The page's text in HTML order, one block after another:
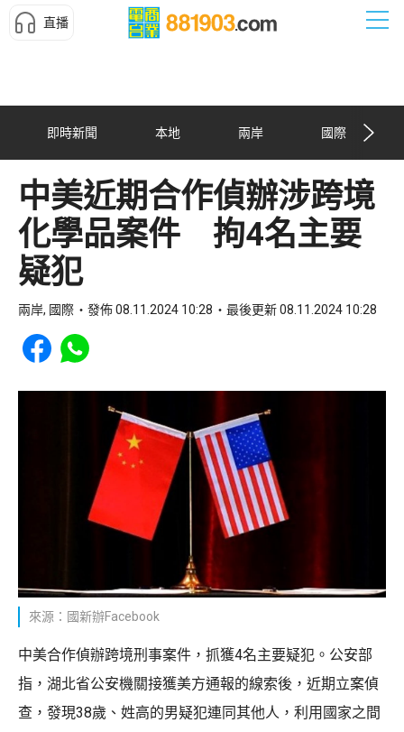
直播
即時新聞 本地 兩岸 國際
中美近期合作偵辦涉跨境
化學品案件 拘4名主要
疑犯
兩岸, 國際 發佈 08.11.2024 10:28 最後更新 08.11.2024 10:28
Share to Facebook
Share to WhatsApp
來源：國新辦Facebook
中美合作偵辦跨境刑事案件，抓獲4名主要疑犯。公安部
指，湖北省公安機關接獲美方通報的線索後，近期立案偵
查，發現38歲、姓高的男疑犯連同其他人，利用國家之間